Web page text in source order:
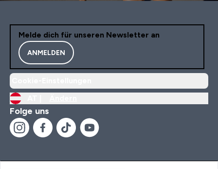
Melde dich für unseren Newsletter an
ANMELDEN
Folge uns